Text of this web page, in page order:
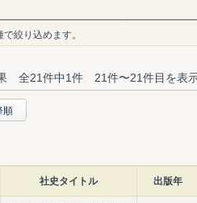
絞り込めます。
全21件中1件 21件〜21件目を表
順
社史タイトル 出版年